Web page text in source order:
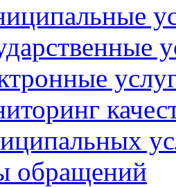
обращений